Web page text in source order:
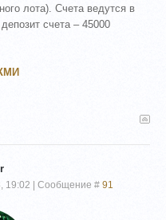
лота). Счета ведутся в
счета – 45000
19:02 | Сообщение # 91